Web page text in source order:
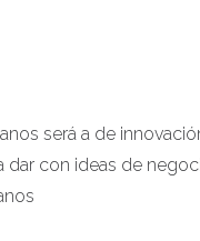
será a de
dar con ideas de